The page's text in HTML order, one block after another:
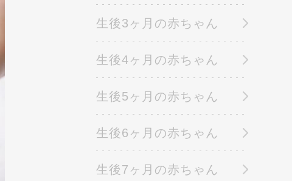
生後3ヶ月の赤ちゃん
生後4ヶ月の赤ちゃん
生後5ヶ月の赤ちゃん
生後6ヶ月の赤ちゃん
生後7ヶ月の赤ちゃん